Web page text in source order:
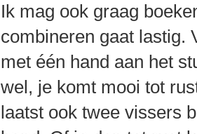
Ik mag ook graag
combineren gaat lastig.
met één hand aan het
wel, je komt mooi tot
laatst ook twee vissers